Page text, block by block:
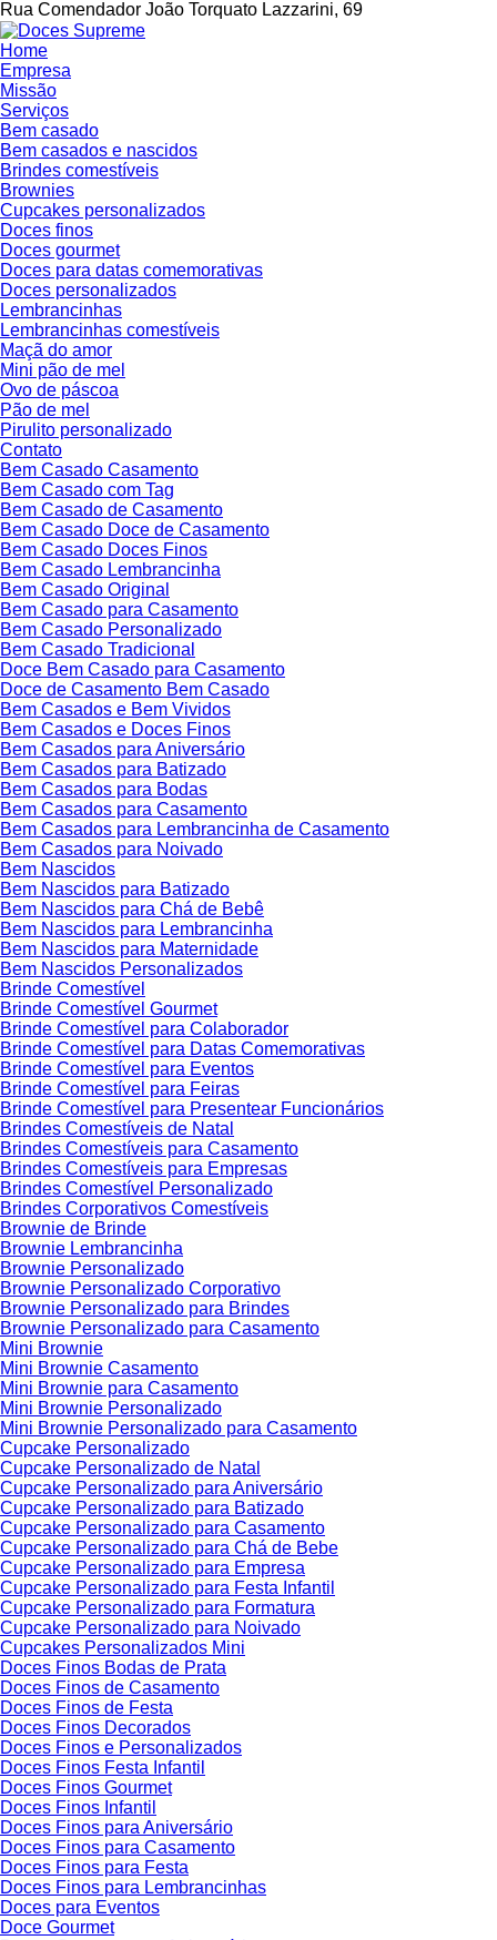
Rua Comendador João Torquato Lazzarini, 69
Home
Empresa
Missão
Serviços
Bem casado
Bem casados e nascidos
Brindes comestíveis
Brownies
Cupcakes personalizados
Doces finos
Doces gourmet
Doces para datas comemorativas
Doces personalizados
Lembrancinhas
Lembrancinhas comestíveis
Maçã do amor
Mini pão de mel
Ovo de páscoa
Pão de mel
Pirulito personalizado
Contato
Bem Casado Casamento
Bem Casado com Tag
Bem Casado de Casamento
Bem Casado Doce de Casamento
Bem Casado Doces Finos
Bem Casado Lembrancinha
Bem Casado Original
Bem Casado para Casamento
Bem Casado Personalizado
Bem Casado Tradicional
Doce Bem Casado para Casamento
Doce de Casamento Bem Casado
Bem Casados e Bem Vividos
Bem Casados e Doces Finos
Bem Casados para Aniversário
Bem Casados para Batizado
Bem Casados para Bodas
Bem Casados para Casamento
Bem Casados para Lembrancinha de Casamento
Bem Casados para Noivado
Bem Nascidos
Bem Nascidos para Batizado
Bem Nascidos para Chá de Bebê
Bem Nascidos para Lembrancinha
Bem Nascidos para Maternidade
Bem Nascidos Personalizados
Brinde Comestível
Brinde Comestível Gourmet
Brinde Comestível para Colaborador
Brinde Comestível para Datas Comemorativas
Brinde Comestível para Eventos
Brinde Comestível para Feiras
Brinde Comestível para Presentear Funcionários
Brindes Comestíveis de Natal
Brindes Comestíveis para Casamento
Brindes Comestíveis para Empresas
Brindes Comestível Personalizado
Brindes Corporativos Comestíveis
Brownie de Brinde
Brownie Lembrancinha
Brownie Personalizado
Brownie Personalizado Corporativo
Brownie Personalizado para Brindes
Brownie Personalizado para Casamento
Mini Brownie
Mini Brownie Casamento
Mini Brownie para Casamento
Mini Brownie Personalizado
Mini Brownie Personalizado para Casamento
Cupcake Personalizado
Cupcake Personalizado de Natal
Cupcake Personalizado para Aniversário
Cupcake Personalizado para Batizado
Cupcake Personalizado para Casamento
Cupcake Personalizado para Chá de Bebe
Cupcake Personalizado para Empresa
Cupcake Personalizado para Festa Infantil
Cupcake Personalizado para Formatura
Cupcake Personalizado para Noivado
Cupcakes Personalizados Mini
Doces Finos Bodas de Prata
Doces Finos de Casamento
Doces Finos de Festa
Doces Finos Decorados
Doces Finos e Personalizados
Doces Finos Festa Infantil
Doces Finos Gourmet
Doces Finos Infantil
Doces Finos para Aniversário
Doces Finos para Casamento
Doces Finos para Festa
Doces Finos para Lembrancinhas
Doces para Eventos
Doce Gourmet